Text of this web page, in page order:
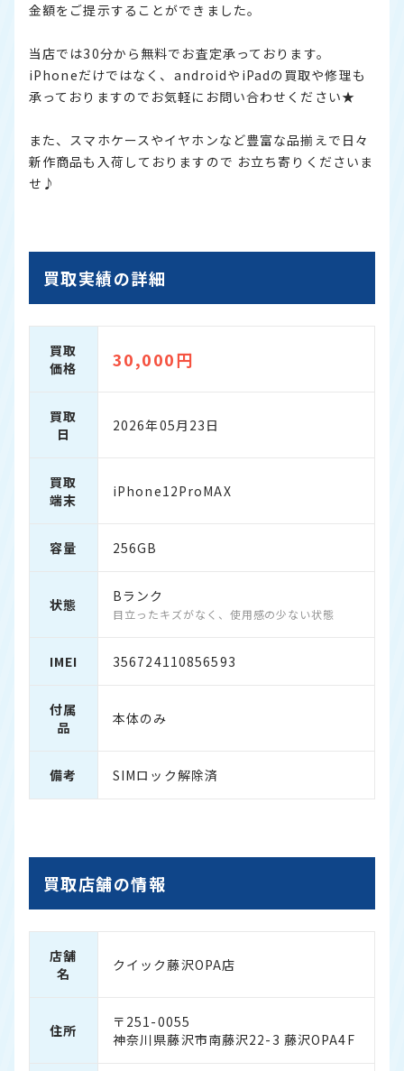
金額をご提示することができました。
当店では30分から無料でお査定承っております。
iPhoneだけではなく、androidやiPadの買取や修理も
承っておりますのでお気軽にお問い合わせください★
また、スマホケースやイヤホンなど豊富な品揃えで日々
新作商品も入荷しておりますので お立ち寄りくださいま
せ♪
買取実績の詳細
買取
価格
30,000円
買取
日
2026年05月23日
買取
端末
iPhone12ProMAX
容量 256GB
状態 Bランク
目立ったキズがなく、使用感の少ない状態
IMEI 356724110856593
付属
品
本体のみ
備考 SIMロック解除済
買取店舗の情報
店舗
名
クイック藤沢OPA店
住所
〒251-0055
神奈川県藤沢市南藤沢22-3 藤沢OPA4F